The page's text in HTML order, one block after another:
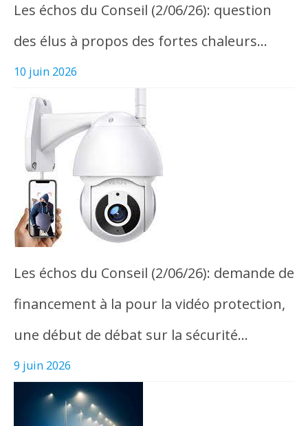
Les échos du Conseil (2/06/26): question
des élus à propos des fortes chaleurs…
10 juin 2026
Les échos du Conseil (2/06/26): demande de
financement à la pour la vidéo protection,
une début de débat sur la sécurité…
9 juin 2026